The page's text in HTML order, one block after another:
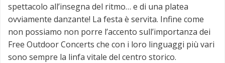
spettacolo all’insegna del ritmo… e di una platea
ovviamente danzante! La festa è servita. Infine come
non possiamo non porre l’accento sull’importanza dei
Free Outdoor Concerts che con i loro linguaggi più vari
sono sempre la linfa vitale del centro storico.